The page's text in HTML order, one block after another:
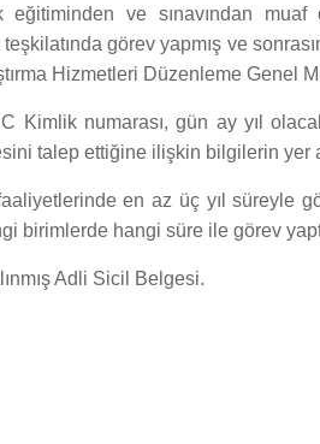
eğitiminden ve sınavından
teşkilatında görev yapmış ve
Hizmetleri Düzenleme Genel
Kimlik numarası, gün ay yıl
talep ettiğine ilişkin bilgilerin yer
en az üç yıl süreyle
birimlerde hangi süre ile görev
Adli Sicil Belgesi.